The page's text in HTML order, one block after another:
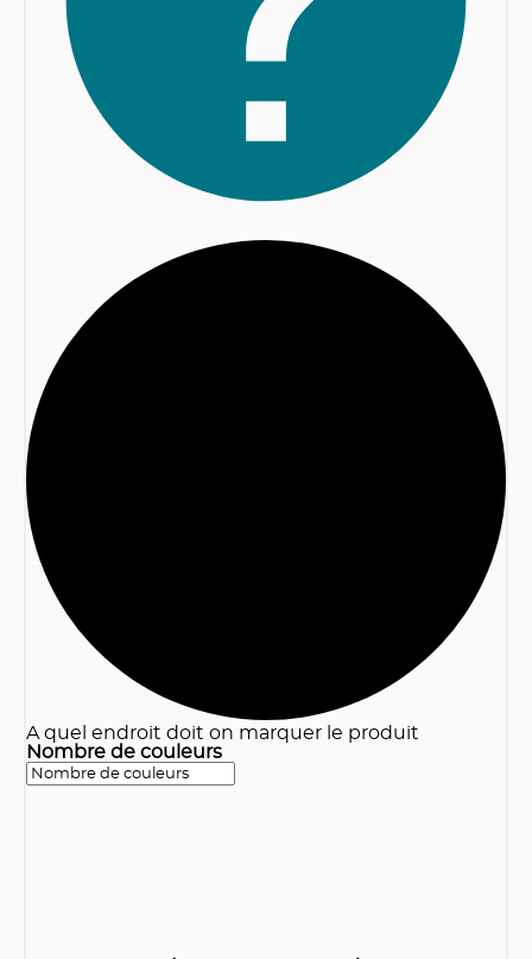
A quel endroit doit on marquer le produit
Nombre de couleurs